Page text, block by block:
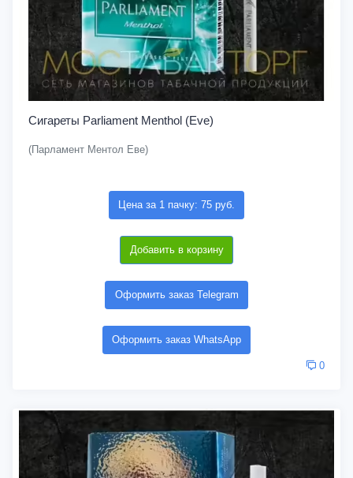
Сигареты Parliament Menthol (Eve)
(Парламент Ментол Еве)
Цена за 1 пачку: 75 руб.
Добавить в корзину
Оформить заказ Telegram
Оформить заказ WhatsApp
0